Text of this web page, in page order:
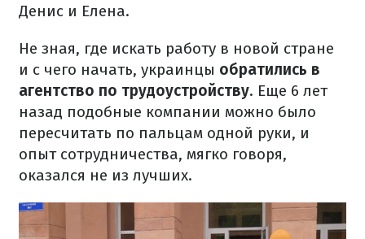
Денис и Елена.
Не зная, где искать работу в новой стране
и с чего начать, украинцы обратились в
агентство по трудоустройству. Еще 6 лет
назад подобные компании можно было
пересчитать по пальцам одной руки, и
опыт сотрудничества, мягко говоря,
оказался не из лучших.